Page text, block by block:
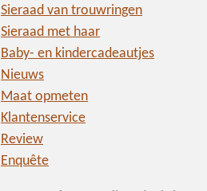
Sieraad van trouwringen
Sieraad met haar
Baby- en kindercadeautjes
Nieuws
Maat opmeten
Klantenservice
Review
Enquête